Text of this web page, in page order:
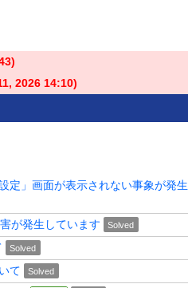
)
2026 14:10)
定」画面が表示されない事象が発生
が発生しています Solved
Solved
て Solved